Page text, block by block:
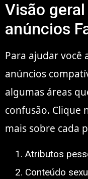
Visão
anúncios
Para ajudar você
anúncios
algumas áreas
confusão. Clique
mais sobre cada
Atributos
Conteúdo